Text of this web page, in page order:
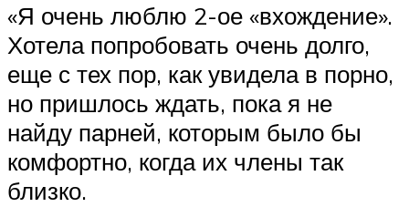
«Я очень люблю 2-ое «вхождение».
Хотела попробовать очень долго,
еще с тех пор, как увидела в порно,
но пришлось ждать, пока я не
найду парней, которым было бы
комфортно, когда их члены так
близко.